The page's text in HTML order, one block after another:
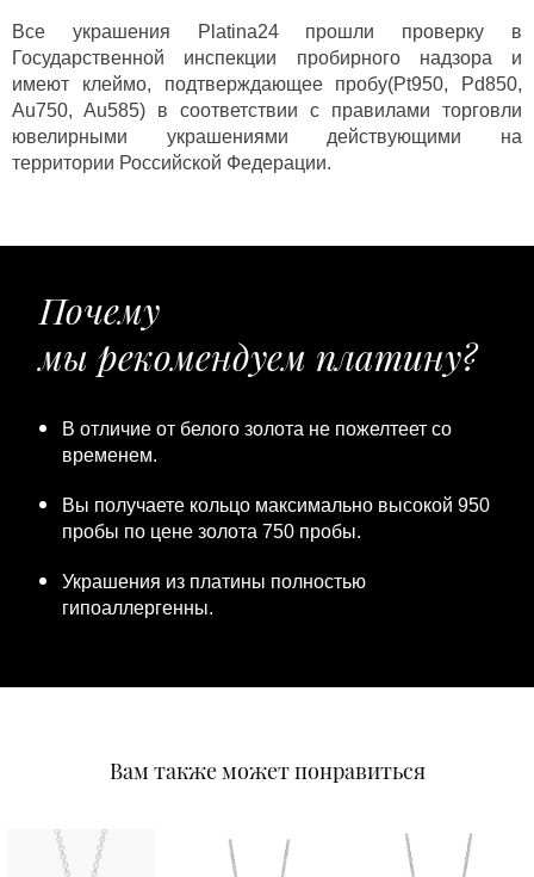
Все украшения Platina24 прошли проверку в
Государственной инспекции пробирного надзора и
имеют клеймо, подтверждающее пробу(Pt950, Pd850,
Au750, Au585) в соответствии с правилами торговли
ювелирными украшениями действующими на
территории Российской Федерации.
Почему
мы рекомендуем платину?
В отличие от белого золота не пожелтеет со
временем.
Вы получаете кольцо максимально высокой 950
пробы по цене золота 750 пробы.
Украшения из платины полностью
гипоаллергенны.
Вам также может понравиться